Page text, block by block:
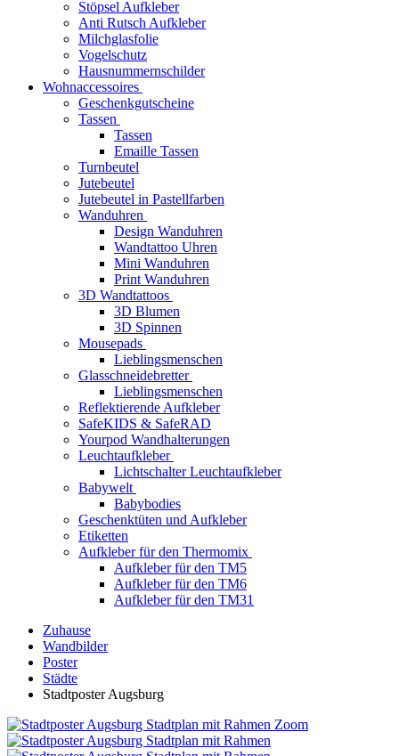
Stöpsel Aufkleber
Anti Rutsch Aufkleber
Milchglasfolie
Vogelschutz
Hausnummernschilder
Wohnaccessoires
Geschenkgutscheine
Tassen
Tassen
Emaille Tassen
Turnbeutel
Jutebeutel
Jutebeutel in Pastellfarben
Wanduhren
Design Wanduhren
Wandtattoo Uhren
Mini Wanduhren
Print Wanduhren
3D Wandtattoos
3D Blumen
3D Spinnen
Mousepads
Lieblingsmenschen
Glasschneidebretter
Lieblingsmenschen
Reflektierende Aufkleber
SafeKIDS & SafeRAD
Yourpod Wandhalterungen
Leuchtaufkleber
Lichtschalter Leuchtaufkleber
Babywelt
Babybodies
Geschenktüten und Aufkleber
Etiketten
Aufkleber für den Thermomix
Aufkleber für den TM5
Aufkleber für den TM6
Aufkleber für den TM31
Zuhause
Wandbilder
Poster
Städte
Stadtposter Augsburg
Zoom